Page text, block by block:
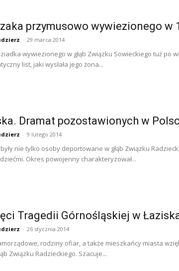
przymusowo wywiezionego w
- 29 marca 2014
wywiezionego w głąb Związku Sowieckiego tuż po
list, jaki wysłała jego żona...
Dramat pozostawionych w
- 9 lutego 2014
nie tylko osoby deportowane w głąb Związku
Okres powojenny charakteryzował...
Tragedii Górnośląskiej w
- 26 stycznia 2014
rodziny ofiar, a także mieszkańcy miasta
Związku Radzieckiego. Szacuje...